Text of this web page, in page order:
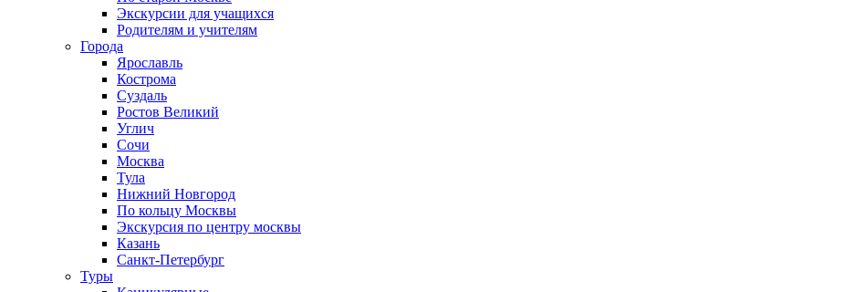
Экскурсии для учащихся
Родителям и учителям
Города
Ярославль
Кострома
Суздаль
Ростов Великий
Углич
Сочи
Москва
Тула
Нижний Новгород
По кольцу Москвы
Экскурсия по центру москвы
Казань
Санкт-Петербург
Туры